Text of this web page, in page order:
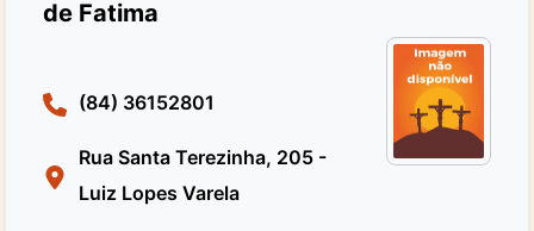
de Fatima
(84) 36152801
Rua Santa Terezinha, 205 -
Luiz Lopes Varela